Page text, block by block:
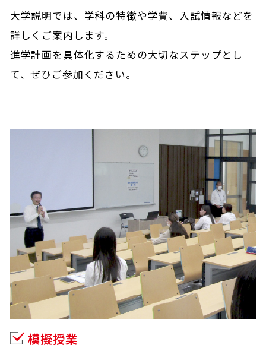
大学説明では、学科の特徴や学費、入試情報などを
詳しくご案内します。
進学計画を具体化するための大切なステップとし
て、ぜひご参加ください。
模擬授業